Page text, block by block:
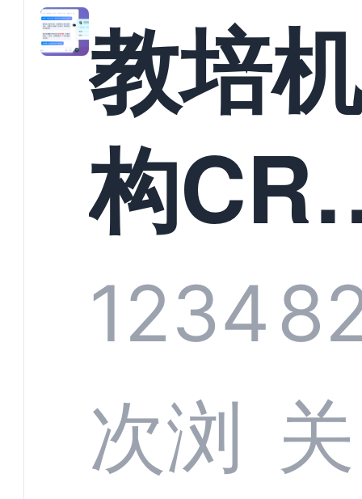
教培机
构
系统头
部供应
1234
次浏
关